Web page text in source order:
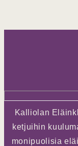
Kalliolan
ketjuihin
monipuolisia